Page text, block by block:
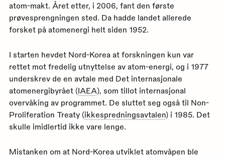
atom-makt. Året etter, i 2006, fant den første
prøvesprengningen sted. Da hadde landet allerede
forsket på atomenergi helt siden 1952.
I starten hevdet Nord-Korea at forskningen kun var
rettet mot fredelig utnyttelse av atom-energi, og i 1977
underskrev de en avtale med Det internasjonale
atomenergibyrået (IAEA), som tillot internasjonal
overvåking av programmet. De sluttet seg også til Non-
Proliferation Treaty (ikkespredningsavtalen) i 1985. Det
skulle imidlertid ikke vare lenge.
Mistanken om at Nord-Korea utviklet atomvåpen ble